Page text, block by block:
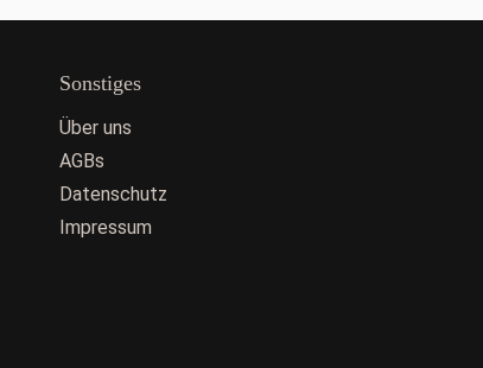
Sonstiges
Über uns
AGBs
Datenschutz
Impressum